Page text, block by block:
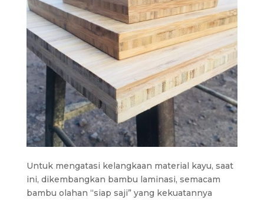
Untuk mengatasi kelangkaan material kayu, saat
ini, dikembangkan bambu laminasi, semacam
bambu olahan “siap saji” yang kekuatannya